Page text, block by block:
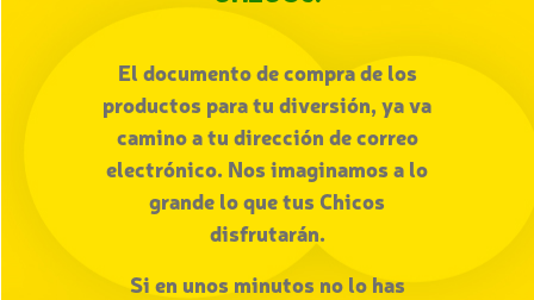
El documento de compra de los
productos para tu diversión, ya va
camino a tu dirección de correo
electrónico. Nos imaginamos a lo
grande lo que tus Chicos
disfrutarán.
Si en unos minutos no lo has